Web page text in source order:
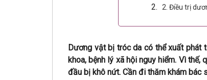
2. Điều trị
Dương vật bị tróc da có thể xuất phát
khoa, bệnh lý xã hội nguy hiểm. Vì
đầu bị khô nứt. Cần đi thăm khám bác